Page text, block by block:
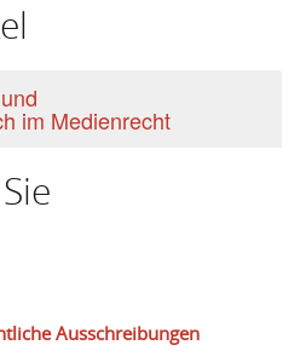
im Medienrecht
Ausschreibungen